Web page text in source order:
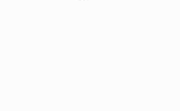
plattformar.